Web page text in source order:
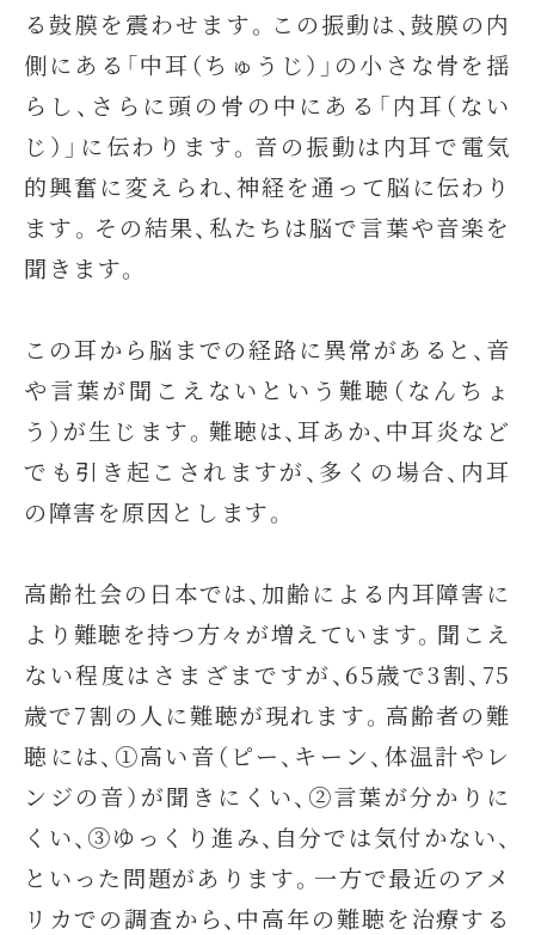
る鼓膜を震わせます。この振動は、鼓膜の内
側にある「中耳（ちゅうじ）」の小さな骨を揺
らし、さらに頭の骨の中にある「内耳（ない
じ）」に伝わります。音の振動は内耳で電気
的興奮に変えられ、神経を通って脳に伝わり
ます。その結果、私たちは脳で言葉や音楽を
聞きます。
この耳から脳までの経路に異常があると、音
や言葉が聞こえないという難聴（なんちょ
う）が生じます。難聴は、耳あか、中耳炎など
でも引き起こされますが、多くの場合、内耳
の障害を原因とします。
高齢社会の日本では、加齢による内耳障害に
より難聴を持つ方々が増えています。聞こえ
ない程度はさまざまですが、65歳で3割、75
歳で7割の人に難聴が現れます。高齢者の難
聴には、①高い音（ピー、キーン、体温計やレ
ンジの音）が聞きにくい、②言葉が分かりに
くい、③ゆっくり進み、自分では気付かない、
といった問題があります。一方で最近のアメ
リカでの調査から、中高年の難聴を治療する